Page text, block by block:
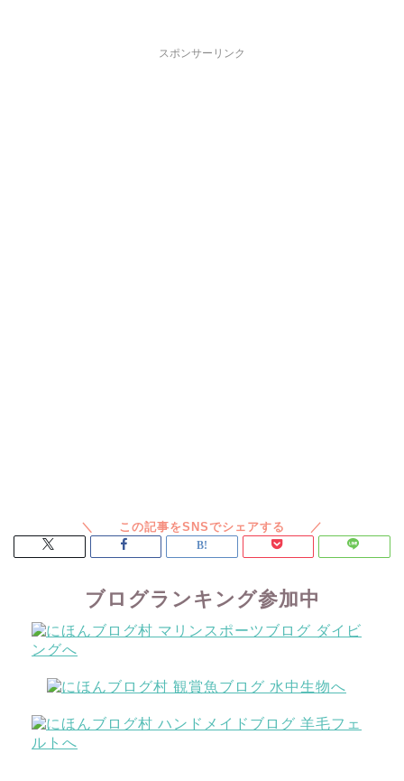
スポンサーリンク
ブログランキング参加中